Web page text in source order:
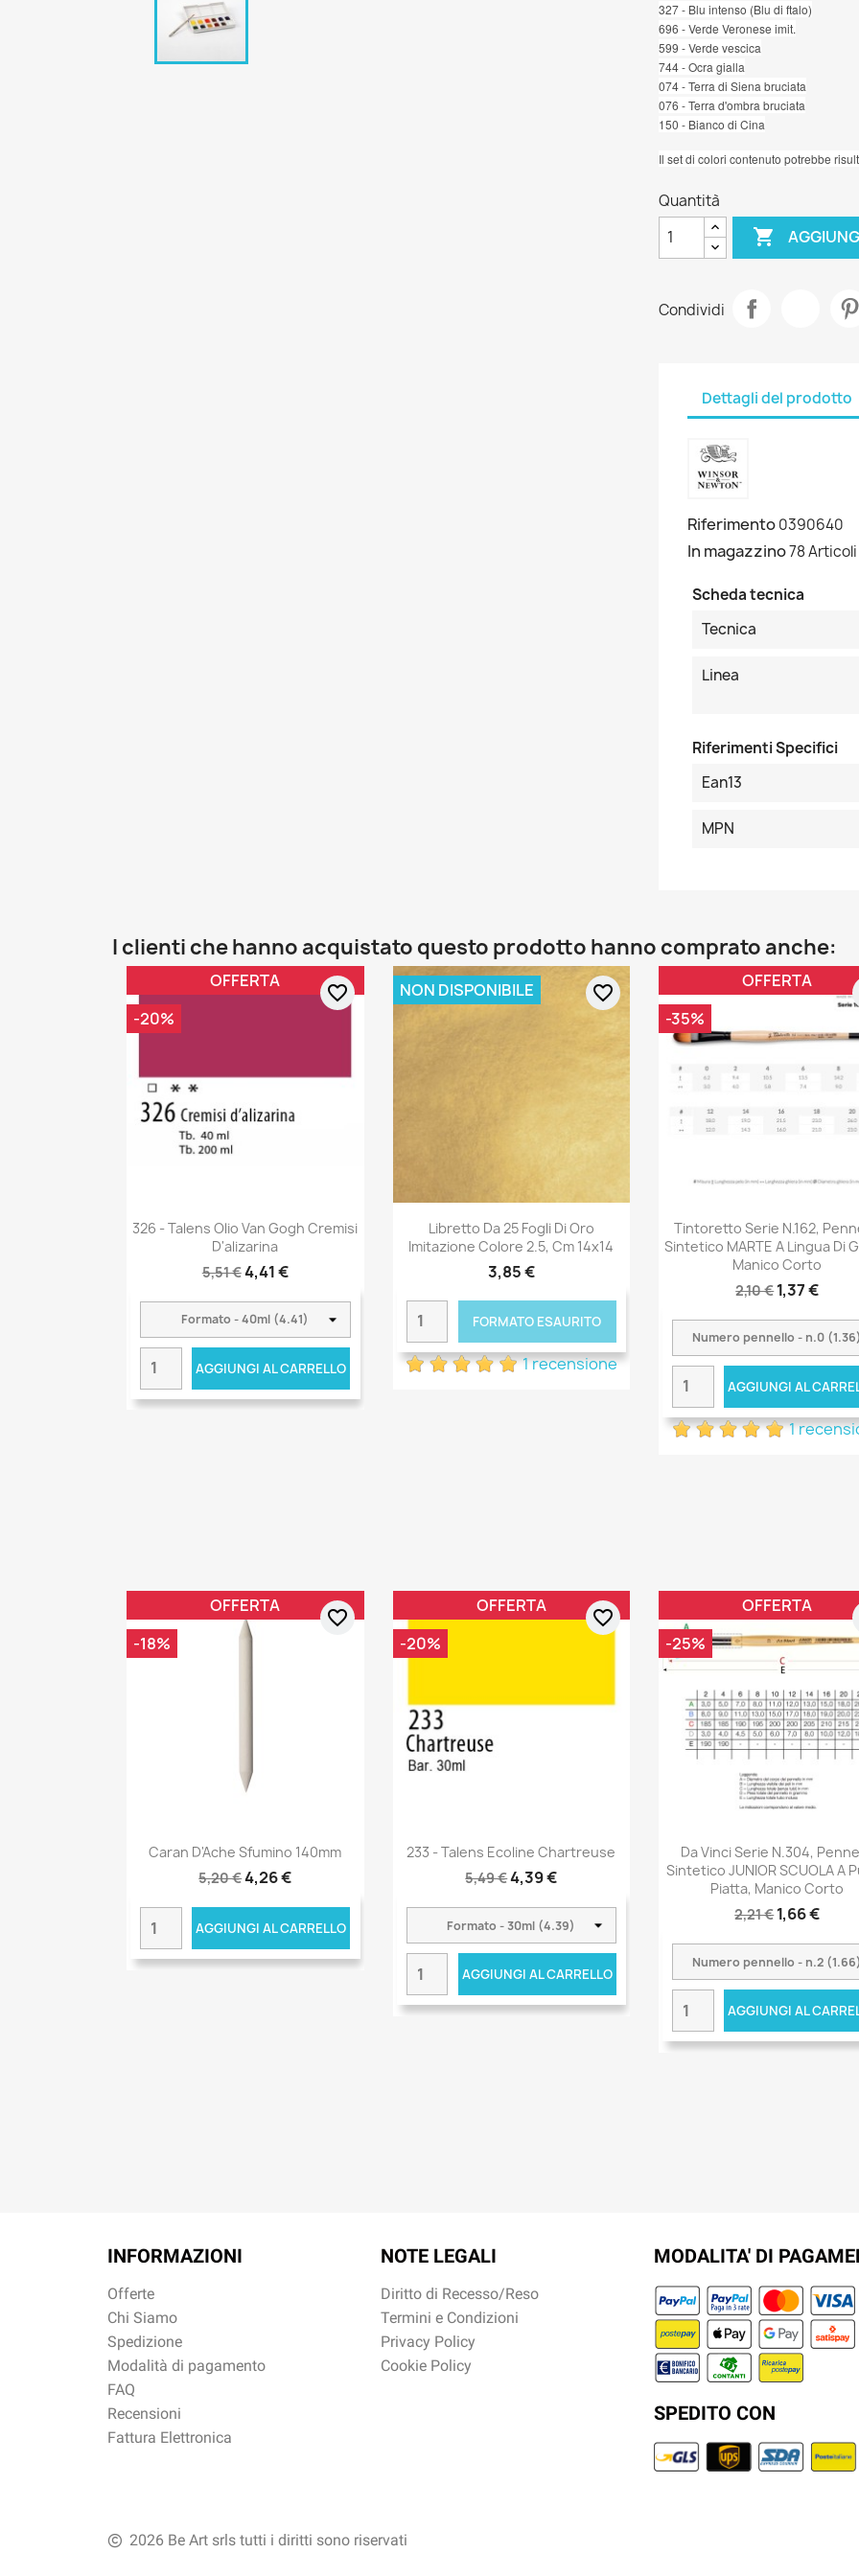
327 - Blu intenso (Blu di ftalo)
696 - Verde Veronese imit.
599 - Verde vescica
744 - Ocra gialla
074 - Terra di Siena bruciata
076 - Terra d'ombra bruciata
150 - Bianco di Cina
Il set di colori contenuto potrebbe
Quantità

Condividi
Dettagli del prodotto
Riferimento0390640
In magazzino78 Articoli
Scheda tecnica
Tecnica
Linea
Riferimenti Specifici
Ean13
MPN
I clienti che hanno acquistato questo prodotto hanno comprato anche:
326 - Talens Olio Van Gogh Cremisi
D'alizarina
5,51 €4,41 €
AGGIUNGI AL CARRELLO
OFFERTA
-20%
favorite_border
Libretto Da 25 Fogli Di Oro
Imitazione Colore 2.5, Cm 14x14
3,85 €
FORMATO ESAURITO
1 recensione
NON DISPONIBILE favorite_border
Tintoretto Serie N.162,
Sintetico MARTE A Lingua Di
Manico Corto
2,10 €1,37 €
AGGIUNGI AL
1
OFFERTA
-35%
Caran D'Ache Sfumino 140mm
5,20 €4,26 €
AGGIUNGI AL CARRELLO
OFFERTA
-18%
favorite_border
233 - Talens Ecoline Chartreuse
5,49 €4,39 €
AGGIUNGI AL CARRELLO
OFFERTA
-20%
favorite_border
Da Vinci Serie N.304,
Sintetico JUNIOR SCUOLA A
Piatta, Manico Corto
2,21 €1,66 €
AGGIUNGI AL
OFFERTA
-25%
INFORMAZIONI
Offerte
Chi Siamo
Spedizione
Modalità di pagamento
FAQ
Recensioni
Fattura Elettronica
NOTE LEGALI
Diritto di Recesso/Reso
Termini e Condizioni
Privacy Policy
Cookie Policy
MODALITA' DI
SPEDITO CON
2026 Be Art srls tutti i diritti sono riservati